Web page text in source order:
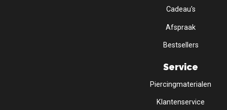
Cadeau's
Afspraak
Bestsellers
Service
Piercingmaterialen
Klantenservice